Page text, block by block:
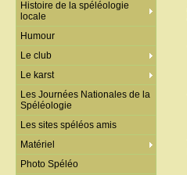
Histoire de la spéléologie
locale
Humour
Le club
Le karst
Les Journées Nationales de la
Spéléologie
Les sites spéléos amis
Matériel
Photo Spéléo